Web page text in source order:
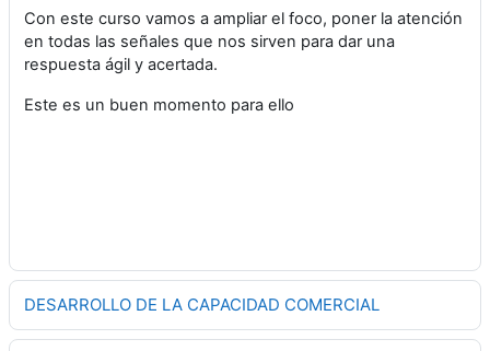
Con este curso vamos a ampliar el foco, poner la atención
en todas las señales que nos sirven para dar una
respuesta ágil y acertada.
Este es un buen momento para ello
DESARROLLO DE LA CAPACIDAD COMERCIAL